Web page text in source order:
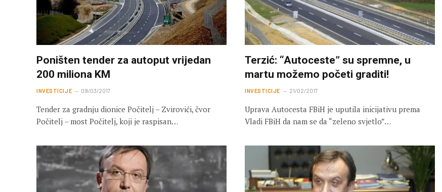
Poništen tender za autoput vrijedan
200 miliona KM
INVESTICIJE 09/03/2017
Tender za gradnju dionice Počitelj – Zvirovići, čvor
Počitelj – most Počitelj, koji je raspisan…
Terzić: “Autoceste” su spremne, u
martu možemo početi graditi!
INVESTICIJE 21/02/2017
Uprava Autocesta FBiH je uputila inicijativu prema
Vladi FBiH da nam se da “zeleno svjetlo”…